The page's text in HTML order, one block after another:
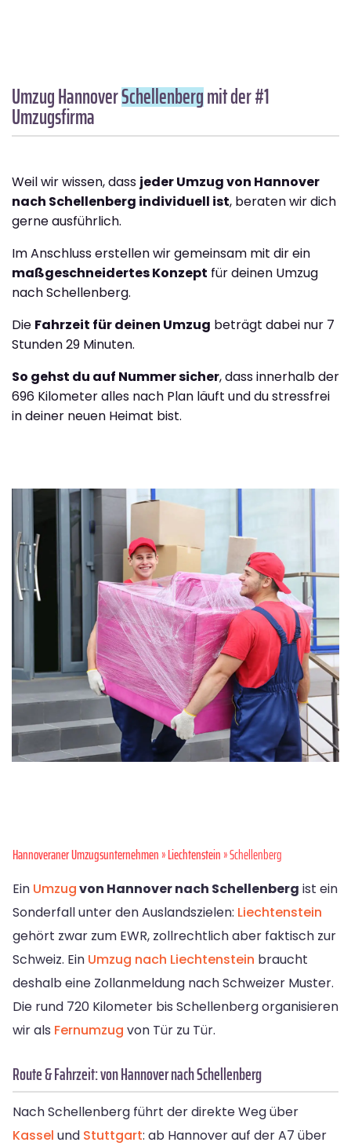
Umzug HannoverSchellenbergmit der #1
Umzugsfirma
Weil wir wissen, dass jeder Umzug von Hannover
nach Schellenberg individuell ist, beraten wir dich
gerne ausführlich.
Im Anschluss erstellen wir gemeinsam mit dir ein
maßgeschneidertes Konzept für deinen Umzug
nach Schellenberg.
Die Fahrzeit für deinen Umzug beträgt dabei nur 7
Stunden 29 Minuten.
So gehst du auf Nummer sicher, dass innerhalb der
696 Kilometer alles nach Plan läuft und du stressfrei
in deiner neuen Heimat bist.
Hannoveraner Umzugsunternehmen»Liechtenstein» Schellenberg
Ein Umzugvon Hannover nach Schellenberg ist ein
Sonderfall unter den Auslandszielen: Liechtenstein
gehört zwar zum EWR, zollrechtlich aber faktisch zur
Schweiz. Ein Umzug nach Liechtenstein braucht
deshalb eine Zollanmeldung nach Schweizer Muster.
Die rund 720 Kilometer bis Schellenberg organisieren
wir als Fernumzug von Tür zu Tür.
Route & Fahrzeit: von Hannover nach Schellenberg
Nach Schellenberg führt der direkte Weg über
Kassel und Stuttgart: ab Hannover auf der A7 über